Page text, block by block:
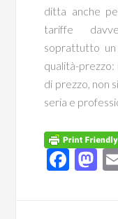
ditta anche
tariffe
soprattutto
qualità-prezzo:
di prezzo, non
seria e